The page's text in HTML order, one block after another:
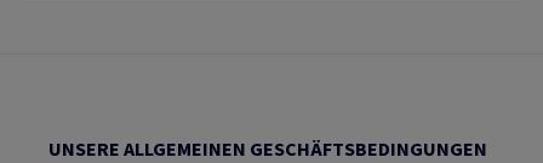
UNSERE ALLGEMEINEN GESCHÄFTSBEDINGUNGEN